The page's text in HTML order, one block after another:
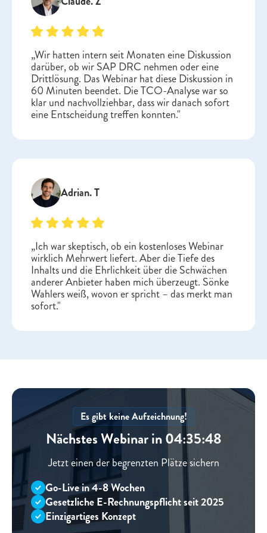
„Wir hatten intern seit Monaten eine Diskussion
darüber, ob wir SAP DRC nehmen oder eine
Drittlösung. Das Webinar hat diese Diskussion in
60 Minuten beendet. Die TCO-Analyse war so
klar und nachvollziehbar, dass wir danach sofort
eine Entscheidung treffen konnten."
Adrian. T
„Ich war skeptisch, ob ein kostenloses Webinar
wirklich Mehrwert liefert. Aber die Tiefe des
Inhalts und die Ehrlichkeit über die Schwächen
anderer Anbieter haben mich überzeugt. Sönke
Wahlers weiß, wovon er spricht – das merkt man
sofort."
Es gibt keine Aufzeichnung!
Nächstes Webinar in 04:35:48
Jetzt einen der begrenzten Plätze sichern
Go-Live in 4-8 Wochen
Gesetzliche E-Rechnungspflicht seit 2025
Einzigartiges Konzept